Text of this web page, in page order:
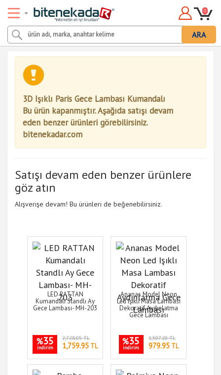
ARA
0
3D Işıklı Paris Gece Lambası Kumandalı
Bu ürün kapanmıştır. Aşağıda satışı devam
eden benzer ürünleri görebilirsiniz.
bitenekadar.com
Satışı devam eden benzer ürünlere
göz atın
Alışverişe devam! Bu ürünleri de beğenebilirsiniz.
LED RATTAN
Kumandalı Standlı Ay
Gece Lambası- MH-203
%35
indirim
2,728.05 TL
1,759.95 TL
Ananas Model Neon
Led Işıklı Masa Lambası
Dekoratif Aydınlatma
Gece Lambası
%35
indirim
1,507.20 TL
979.95TL